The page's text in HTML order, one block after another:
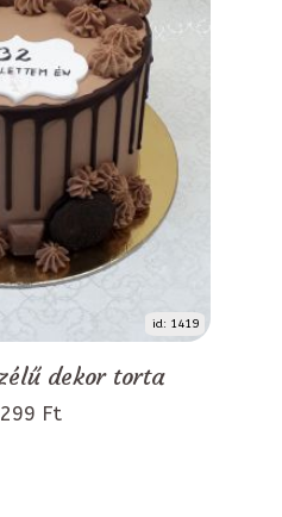
id: 1419
dekor torta
Ft